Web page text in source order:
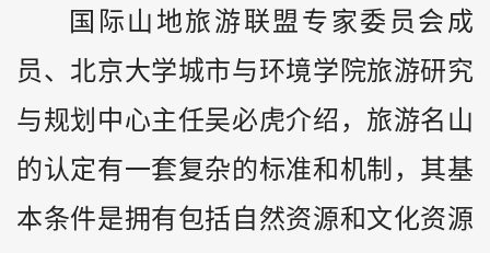
国际山地旅游联盟专家委员会成
员、北京大学城市与环境学院旅游研究
与规划中心主任吴必虎介绍，旅游名山
的认定有一套复杂的标准和机制，其基
本条件是拥有包括自然资源和文化资源